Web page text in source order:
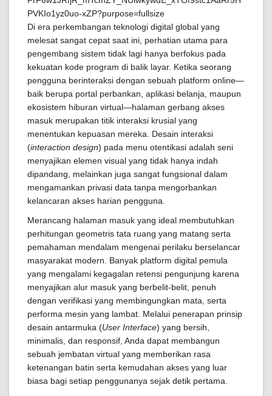
Di era perkembangan teknologi digital global yang
melesat sangat cepat saat ini, perhatian utama para
pengembang sistem tidak lagi hanya berfokus pada
kekuatan kode program di balik layar. Ketika seorang
pengguna berinteraksi dengan sebuah platform online—
baik berupa portal perbankan, aplikasi belanja, maupun
ekosistem hiburan virtual—halaman gerbang akses
masuk merupakan titik interaksi krusial yang
menentukan kepuasan mereka. Desain interaksi
(interaction design) pada menu otentikasi adalah seni
menyajikan elemen visual yang tidak hanya indah
dipandang, melainkan juga sangat fungsional dalam
mengamankan privasi data tanpa mengorbankan
kelancaran akses harian pengguna.
Merancang halaman masuk yang ideal membutuhkan
perhitungan geometris tata ruang yang matang serta
pemahaman mendalam mengenai perilaku berselancar
masyarakat modern. Banyak platform digital pemula
yang mengalami kegagalan retensi pengunjung karena
menyajikan alur masuk yang berbelit-belit, penuh
dengan verifikasi yang membingungkan mata, serta
performa mesin yang lambat. Melalui penerapan prinsip
desain antarmuka (User Interface) yang bersih,
minimalis, dan responsif, Anda dapat membangun
sebuah jembatan virtual yang memberikan rasa
ketenangan batin serta kemudahan akses yang luar
biasa bagi setiap penggunanya sejak detik pertama.